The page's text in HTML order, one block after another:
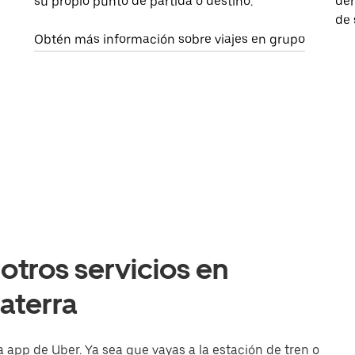
Obtén más información sobre viajes en grupo
de
servicios en
de Uber. Ya sea que vayas a la estación de tren o